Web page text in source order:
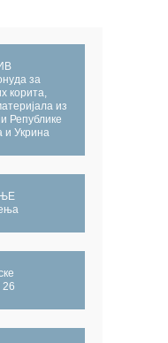
за
корита,
из
Републике
и Укрина
26